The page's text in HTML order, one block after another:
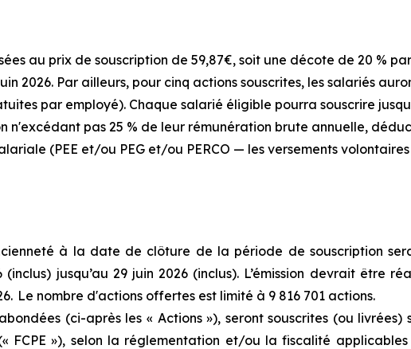
au prix de souscription de 59,87€, soit une décote de 20 %
2026. Par ailleurs, pour cinq actions souscrites, les salariés
par employé). Chaque salarié éligible pourra souscrire
n'excédant pas 25 % de leur rémunération brute annuelle,
(PEE et/ou PEG et/ou PERCO — les versements
à la date de clôture de la période de souscription
jusqu’au 29 juin 2026 (inclus). L’émission devrait être
Le nombre d'actions offertes est limité à 9 816 701 actions.
(ci-après les « Actions »), seront souscrites (ou
FCPE »), selon la réglementation et/ou la fiscalité